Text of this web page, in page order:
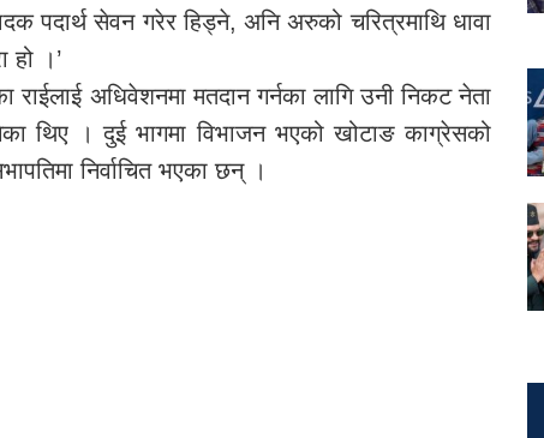
पदार्थ सेवन गरेर हिड्ने, अनि अरुको चरित्रमाथि धावा
हो ।’
राईलाई अधिवेशनमा मतदान गर्नका लागि उनी निकट नेता
थिए । दुई भागमा विभाजन भएको खोटाङ काग्रेसको
निर्वाचित भएका छन् ।